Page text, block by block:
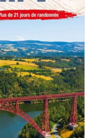
/ DÉTAILS